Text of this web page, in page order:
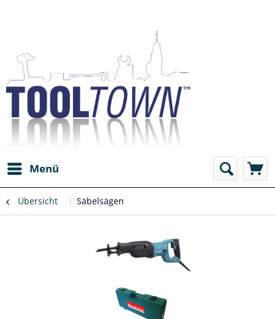
Menü
Übersicht Säbelsägen